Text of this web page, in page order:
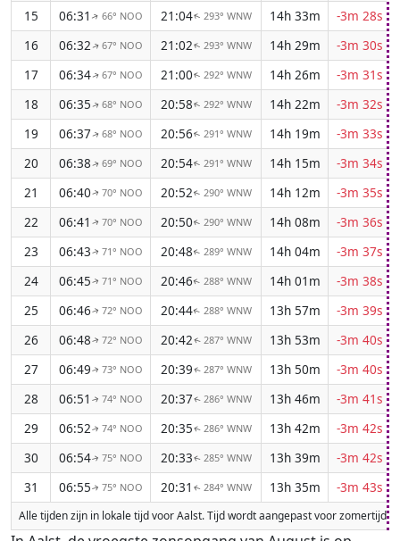
15
06:31 ↑ 66° NOO 21:04↑ 293° WNW 14h 33m
-3m 28s
16
06:32↑ 67° NOO 21:02↑ 293° WNW 14h 29m
-3m 30s
17
06:34↑ 67° NOO 21:00↑ 292° WNW 14h 26m
-3m 31s
18
06:35↑ 68° NOO 20:58↑ 292° WNW 14h 22m
-3m 32s
19
06:37↑ 68° NOO 20:56↑ 291° WNW 14h 19m
-3m 33s
20
06:38↑ 69° NOO 20:54↑ 291° WNW 14h 15m
-3m 34s
21
06:40↑ 70° NOO 20:52↑ 290° WNW 14h 12m
-3m 35s
22
06:41 ↑ 70° NOO 20:50↑ 290° WNW 14h 08m
-3m 36s
23
06:43↑ 71° NOO 20:48↑ 289° WNW 14h 04m
-3m 37s
24
06:45↑ 71° NOO 20:46↑ 288° WNW 14h 01m
-3m 38s
25
06:46↑ 72° NOO 20:44↑ 288° WNW 13h 57m
-3m 39s
26
06:48↑ 72° NOO 20:42↑ 287° WNW 13h 53m
-3m 40s
27
06:49↑ 73° NOO 20:39↑ 287° WNW 13h 50m
-3m 40s
28
06:51 ↑ 74° NOO 20:37↑ 286° WNW 13h 46m
-3m 41s
29
06:52↑ 74° NOO 20:35↑ 286° WNW 13h 42m
-3m 42s
30
06:54↑ 75° NOO 20:33↑ 285° WNW 13h 39m
-3m 42s
31
06:55↑ 75° NOO 20:31 ↑ 284° WNW 13h 35m -3m 43s
Alle tijden zijn in lokale tijd voor Aalst. Tijd wordt aangepast voor zomertijd